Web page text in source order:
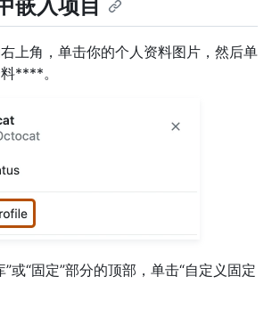
嵌入项目
上角，单击你的个人资料图片，然后单
****。
”或“固定”部分的顶部，单击“自定义固定